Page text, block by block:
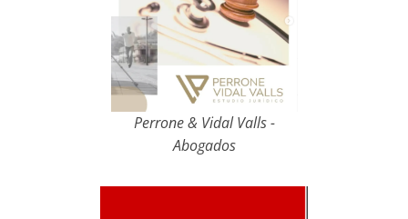
Perrone & Vidal Valls -
Abogados